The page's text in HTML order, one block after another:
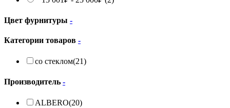
Цвет фурнитуры -
Категории товаров -
со стеклом(21)
Производитель -
ALBERO(20)